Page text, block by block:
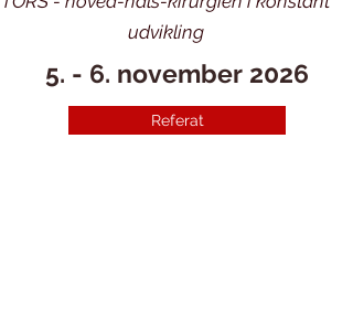
udvikling
Referat
5. - 6. november 2026